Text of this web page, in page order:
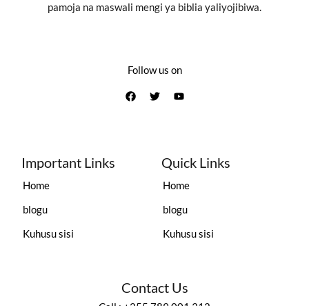
pamoja na maswali mengi ya biblia yaliyojibiwa.
Follow us on
Important Links
Home
blogu
Kuhusu sisi
Quick Links
Home
blogu
Kuhusu sisi
Contact Us